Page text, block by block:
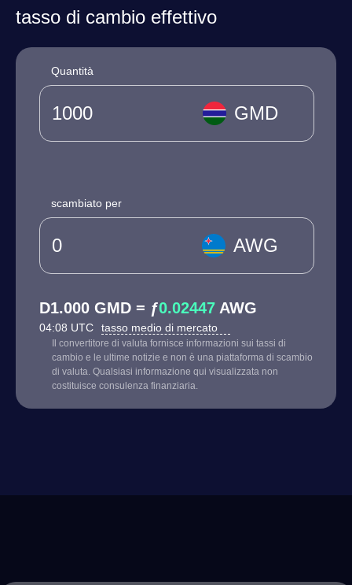
tasso di cambio effettivo
Quantità
GMD
scambiato per
AWG
D1.000 GMD = ƒ0.02447 AWG
04:08 UTC tasso medio di mercato
Il convertitore di valuta fornisce informazioni sui tassi di
cambio e le ultime notizie e non è una piattaforma di scambio
di valuta. Qualsiasi informazione qui visualizzata non
costituisce consulenza finanziaria.